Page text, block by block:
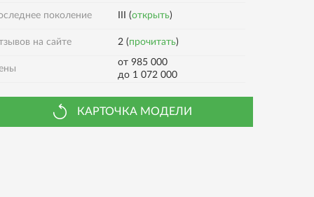
поколение III (открыть)
на сайте 2 (прочитать)
от 985 000
до 1 072 000
КАРТОЧКА МОДЕЛИ